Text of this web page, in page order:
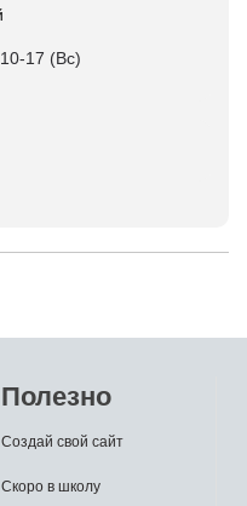
17 (Вс)
Полезно
Создай свой сайт
Скоро в школу